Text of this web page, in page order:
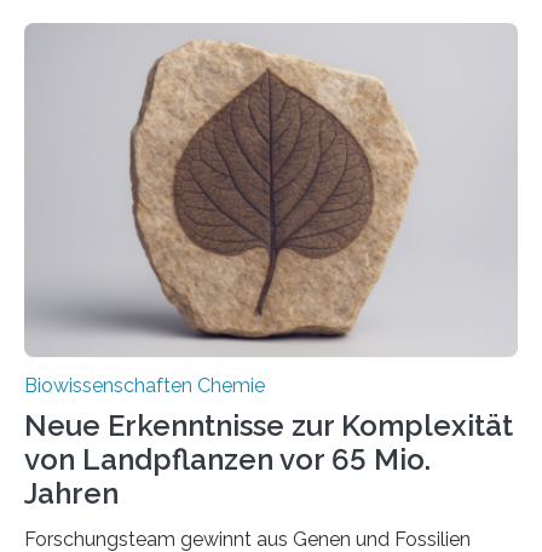
der Ruhr-Universität Bochum um Prof. Dr. Ralf Erdmann
und Dr. Ismaila Francis Yusuf hat nun einen bislang
unbekannten Qualitätskontrollmechanismus des
peroxisomalen Proteintransports in der Bäckerhefe
Saccharomyces cerevisiae entdeckt, der für die
Funktionsfähigkeit der Organellen entscheidend ist. Die
Studie wurde am 28. Oktober 2025 in der
Fachzeitschrift…
Biowissenschaften Chemie
Neue Erkenntnisse zur Komplexität
von Landpflanzen vor 65 Mio.
Jahren
Forschungsteam gewinnt aus Genen und Fossilien